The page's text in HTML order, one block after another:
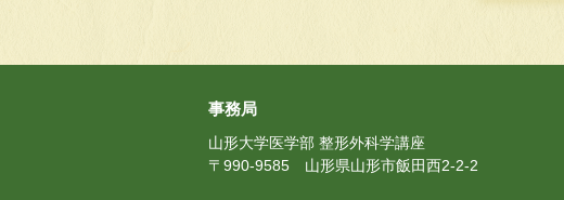
事務局
山形大学医学部 整形外科学講座
〒990-9585 山形県山形市飯田西2-2-2